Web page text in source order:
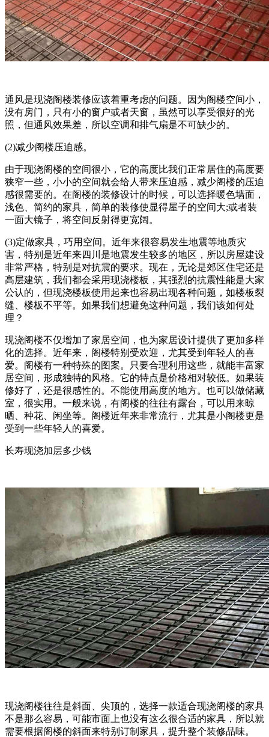
通风是现浇阁楼装修应该着重考虑的问题。因为阁楼空间小，
没有房门，只有小的窗户或者天窗，虽然可以享受很好的光
照，但通风效果差，所以空调和排气扇是不可缺少的。
(2)减少阁楼压迫感。
由于现浇阁楼的空间很小，它的高度比我们正常居住的高度要
狭窄一些，小小的空间就会给人带来压迫感，减少阁楼的压迫
感很需要的。在阁楼的装修设计的时候，可以选择暖色墙面，
浅色、简约的家具，简单的装修使显得屋子的空间大;或者装
一面大镜子，将空间反射得更宽阔。
(3)定做家具，巧用空间。近年来很容易发生地震等地质灾
害，特别是近年来四川是地震发生较多的地区，所以房屋建设
非常严格，特别是对抗震的要求。现在，无论是郊区住宅还是
高层建筑，我们都会采用现浇楼板，其强烈的抗震性能是大家
公认的，但现浇楼板使用起来也容易出现各种问题，如楼板裂
缝、楼板不平等。如果我们想避免这种问题，我们该如何处
理？
现浇阁楼不仅增加了家居空间，也为家居设计提供了更加多样
化的选择。近年来，阁楼特别受欢迎，尤其受到年轻人的喜
爱。阁楼有一种特殊的图案。只要合理利用这些，就能丰富家
居空间，形成独特的风格。它的特点是价格相对较低。如果装
修好了，还是很感性的。不能使用高度的地方。也可以做储藏
室，很实用。一般来说，有阁楼的往往有露台，可以用来晾
晒、种花、闲坐等。阁楼近年来非常流行，尤其是小阁楼更是
受到一些年轻人的喜爱。
长寿现浇加层多少钱
现浇阁楼往往是斜面、尖顶的，选择一款适合现浇阁楼的家具
不是那么容易，可能市面上也没有这么很合适的家具，所以就
需要根据阁楼的斜面来特别订制家具，提升整个装修品味。